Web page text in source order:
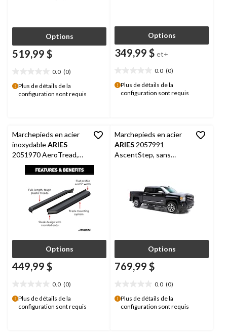
Options
519,99 $
0.0 (0)
étoile(s)
sur
Plus de détails de la
configuration sont requis
Options
349,99 $ et+
0.0 (0)
étoile(s)
sur
Plus de détails de la
configuration sont requis
Marchepieds en acier
inoxydableARIES
2051970 AeroTread,
sans supports, 5 x 70
po, noir
Options
449,99 $
0.0 (0)
étoile(s)
sur
Plus de détails de la
configuration sont requis
Marchepieds en acier
ARIES 2057991
AscentStep, sans
Options
769,99 $
0.0 (0)
étoile(s)
sur
Plus de détails de la
configuration sont requis